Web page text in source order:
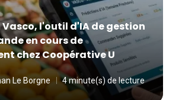
l'outil d'IA de gestion
en cours de
chez Coopérative U
Le Borgne 4 minute(s) de lecture